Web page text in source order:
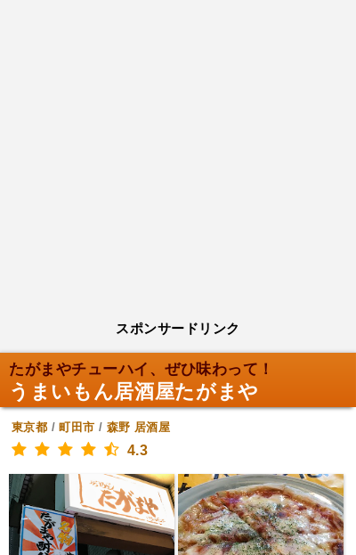
スポンサードリンク
たがまやチューハイ、ぜひ味わって！
うまいもん居酒屋たがまや
東京都 /町田市 / 森野 居酒屋
4.3